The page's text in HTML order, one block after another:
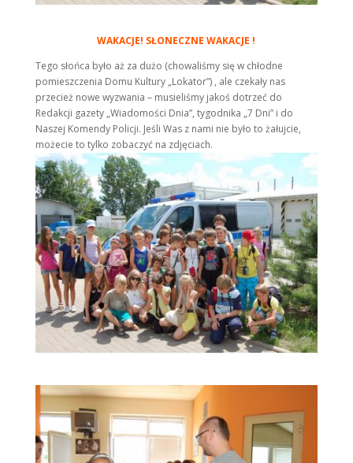
WAKACJE! SŁONECZNE WAKACJE !
Tego słońca było aż za dużo (chowaliśmy się w chłodne
pomieszczenia Domu Kultury „Lokator”) , ale czekały nas
przecież nowe wyzwania – musieliśmy jakoś dotrzeć do
Redakcji gazety „Wiadomości Dnia”, tygodnika „7 Dni” i do
Naszej Komendy Policji. Jeśli Was z nami nie było to żałujcie,
możecie to tylko zobaczyć na zdjęciach.